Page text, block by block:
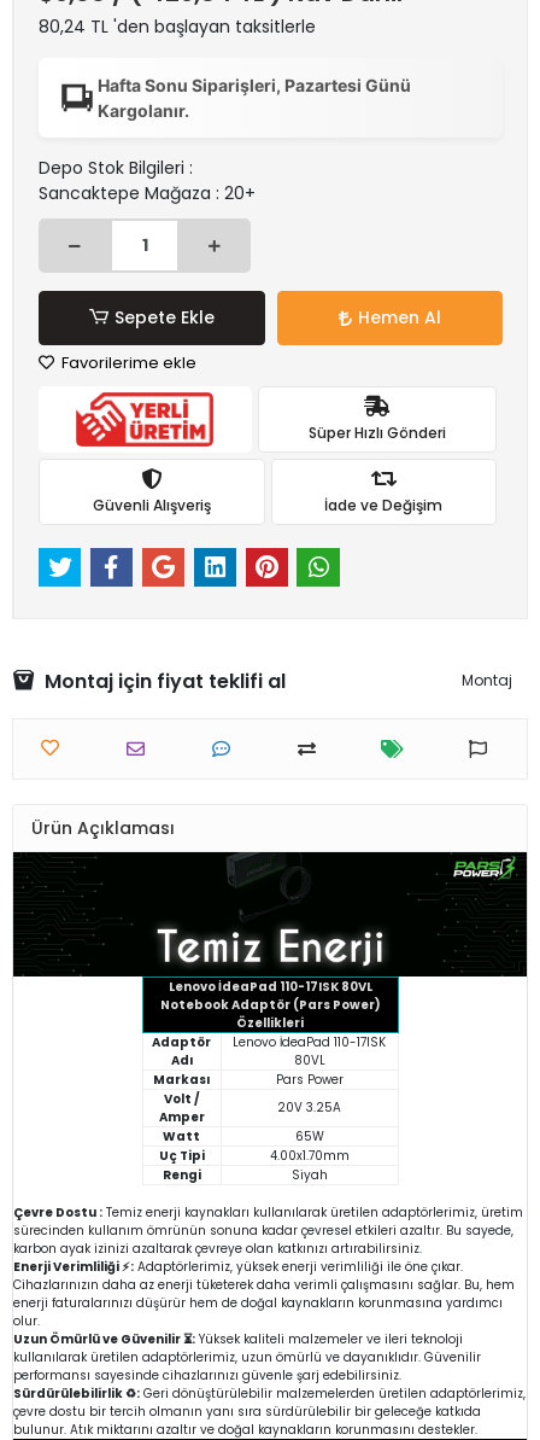
80,24 TL 'den başlayan taksitlerle
Hafta Sonu Siparişleri, Pazartesi Günü
Kargolanır.
Depo Stok Bilgileri :
Sancaktepe Mağaza : 20+
Sepete Ekle Hemen Al
Favorilerime ekle
Süper Hızlı Gönderi
Güvenli Alışveriş İade ve Değişim
Montaj için fiyat teklifi al Montaj
Ürün Açıklaması
Lenovo İdeaPad 110-17ISK 80VL
Notebook Adaptör (Pars Power)
Özellikleri
Adaptör
Adı
Lenovo İdeaPad 110-17ISK
80VL
Markası
Pars Power
Volt /
Amper
20V 3.25A
Watt
65W
Uç Tipi
4.00x1.70mm
Rengi
Siyah
Çevre Dostu : Temiz enerji kaynakları kullanılarak üretilen adaptörlerimiz, üretim
sürecinden kullanım ömrünün sonuna kadar çevresel etkileri azaltır. Bu sayede,
karbon ayak izinizi azaltarak çevreye olan katkınızı artırabilirsiniz.
Enerji Verimliliği ⚡: Adaptörlerimiz, yüksek enerji verimliliği ile öne çıkar.
Cihazlarınızın daha az enerji tüketerek daha verimli çalışmasını sağlar. Bu, hem
enerji faturalarınızı düşürür hem de doğal kaynakların korunmasına yardımcı
olur.
Uzun Ömürlü ve Güvenilir ⏳: Yüksek kaliteli malzemeler ve ileri teknoloji
kullanılarak üretilen adaptörlerimiz, uzun ömürlü ve dayanıklıdır. Güvenilir
performansı sayesinde cihazlarınızı güvenle şarj edebilirsiniz.
Sürdürülebilirlik ♻️: Geri dönüştürülebilir malzemelerden üretilen adaptörlerimiz,
çevre dostu bir tercih olmanın yanı sıra sürdürülebilir bir geleceğe katkıda
bulunur. Atık miktarını azaltır ve doğal kaynakların korunmasını destekler.